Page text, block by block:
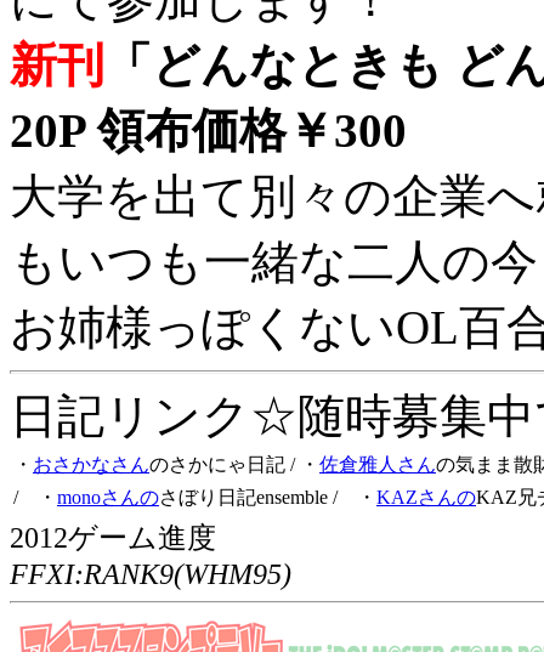
新刊
「どんなときも ど
20P 領布価格￥300
大学を出て別々の企業
もいつも一緒な二人の
お姉様っぽくないOL百
日記リンク☆随時募集
・ おさかなさんのさかにゃ日記 / ・ 佐倉雅人さんの気まま散
/ ・ monoさんのさぼり日記ensemble / ・ KAZさんのKAZ兄
2012ゲーム進度
FFXI:RANK9(WHM95)